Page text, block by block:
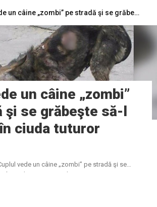
Cuplul vede un câine „zombi” pe stradă şi se grăbeşte să-l salveze, în ciuda tuturor criticilor
un câine „zombi”
şi se grăbeşte să-l
ciuda tuturor
vede un câine „zombi” pe stradă şi se
în ciuda tuturor criticilor